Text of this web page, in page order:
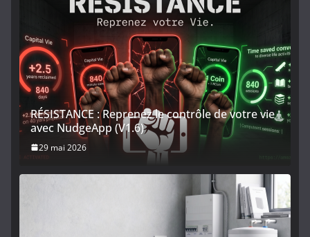
RÉSISTANCE : Reprenez le contrôle de votre vie
avec NudgeApp (V1.6)
29 mai 2026